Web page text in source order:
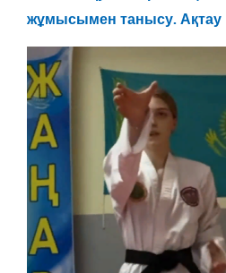
жұмысымен танысу. Ақтау